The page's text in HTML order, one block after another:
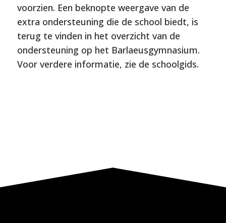
voorzien. Een beknopte weergave van de
extra ondersteuning die de school biedt, is
terug te vinden in het overzicht van de
ondersteuning op het Barlaeusgymnasium.
Voor verdere informatie, zie de schoolgids.